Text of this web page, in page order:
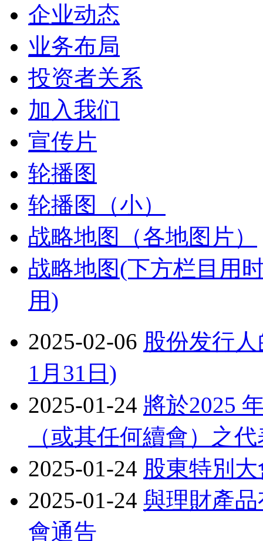
企业动态
业务布局
投资者关系
加入我们
宣传片
轮播图
轮播图（小）
战略地图（各地图片）
战略地图(下方栏目用
用)
2025-02-06 股份发行
1月31日)
2025-01-24 將於2025
（或其任何續會）之
2025-01-24 股東特別
2025-01-24 與理財產
會通告